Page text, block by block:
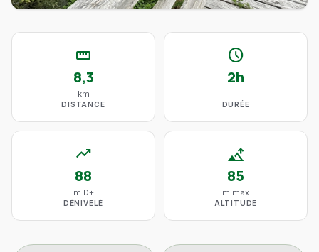
straighten
8,3
km
DISTANCE
schedule
2h
DURÉE
trending_up
88
m D+
DÉNIVELÉ
altitude
85
m max
ALTITUDE